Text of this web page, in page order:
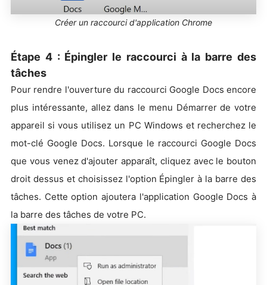
Créer un raccourci d'application Chrome
Étape 4 : Épingler le raccourci à la barre des
tâches
Pour rendre l'ouverture du raccourci Google Docs encore
plus intéressante, allez dans le menu Démarrer de votre
appareil si vous utilisez un PC Windows et recherchez le
mot-clé Google Docs. Lorsque le raccourci Google Docs
que vous venez d'ajouter apparaît, cliquez avec le bouton
droit dessus et choisissez l'option Épingler à la barre des
tâches. Cette option ajoutera l'application Google Docs à
la barre des tâches de votre PC.